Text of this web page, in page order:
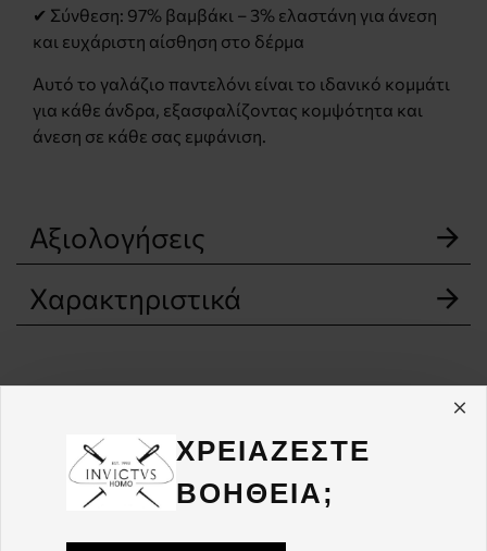
ΧΡΕΙΑΖΕΣΤΕ
ΒΟΗΘΕΙΑ;
✔ Σύνθεση: 97% βαμβάκι – 3% ελαστάνη για άνεση
και ευχάριστη αίσθηση στο δέρμα
Αυτό το γαλάζιο παντελόνι είναι το ιδανικό κομμάτι
για κάθε άνδρα, εξασφαλίζοντας κομψότητα και
άνεση σε κάθε σας εμφάνιση.
Αξιολογήσεις
Χαρακτηριστικά